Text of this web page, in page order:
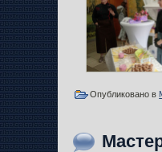
Опубликовано в